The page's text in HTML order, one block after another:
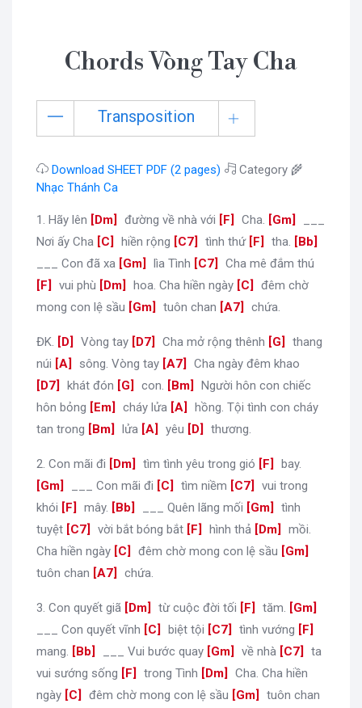
Chords Vòng Tay Cha
Transposition
Download SHEET PDF (2 pages)
Category 🌾
Nhạc Thánh Ca
1. Hãy lên [Dm đường về nhà với [F Cha. [Gm
Nơi ấy Cha [C hiền rộng [C7 tình thứ [F tha. [Bb
___ Con đã xa [Gm lìa Tình [C7 Cha mê đắm thú
F
vui phù [Dm hoa. Cha hiền ngày [C
đêm chờ
mong con lệ sầu [Gm tuôn chan [A7 chứa.
ĐK. [D Vòng tay [D7 Cha mở rộng thênh [G
thang
núi [A sông. Vòng tay [A7 Cha ngày đêm khao
D7
khát đón [G con. [Bm
Người hôn con chiếc
hôn bỏng [Em cháy lửa [A
hồng. Tội tình con cháy
tan trong [Bm lửa [A yêu [D thương.
2. Con mãi đi [Dm tìm tình yêu trong gió [F bay.
Gm
___ Con mãi đi [C tìm niềm [C7
vui trong
khói [F mây. [Bb ___ Quên lãng mối [Gm
tình
tuyệt [C7 vời bắt bóng bắt [F hình thả [Dm
mồi.
Cha hiền ngày [C đêm chờ mong con lệ sầu [Gm
tuôn chan [A7 chứa.
3. Con quyết giã [Dm từ cuộc đời tối [F tăm. [Gm
___ Con quyết vĩnh [C biệt tội [C7 tình vướng [F
mang. [Bb ___ Vui bước quay [Gm về nhà [C7
ta
vui sướng sống [F trong Tình [Dm
Cha. Cha hiền
ngày [C đêm chờ mong con lệ sầu [Gm tuôn chan